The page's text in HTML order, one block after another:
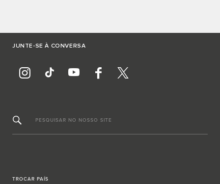
JUNTE-SE À CONVERSA
PESQUISAR NO NOSSO SITE
TROCAR PAÍS